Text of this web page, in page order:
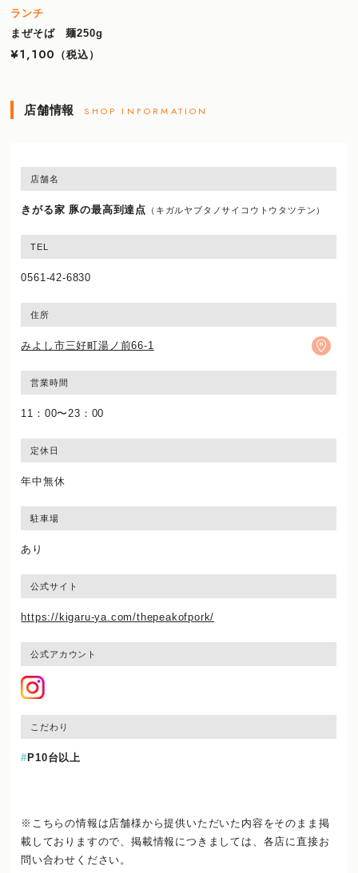
ランチ
まぜそば 麺250g
¥1,100
（税込）
店舗情報 SHOP INFORMATION
店舗名
きがる家 豚の最高到達点 （キガルヤブタノサイコウトウタツテン）
TEL
0561-42-6830
住所
みよし市三好町湯ノ前66-1
営業時間
11：00〜23：00
定休日
年中無休
駐車場
あり
公式サイト
https://kigaru-ya.com/thepeakofpork/
公式アカウント
こだわり
P10台以上
※こちらの情報は店舗様から提供いただいた内容をそのまま掲
載しておりますので、掲載情報につきましては、各店に直接お
問い合わせください。